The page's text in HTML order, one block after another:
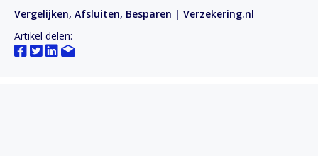
Vergelijken, Afsluiten, Besparen | Verzekering.nl
Artikel delen: